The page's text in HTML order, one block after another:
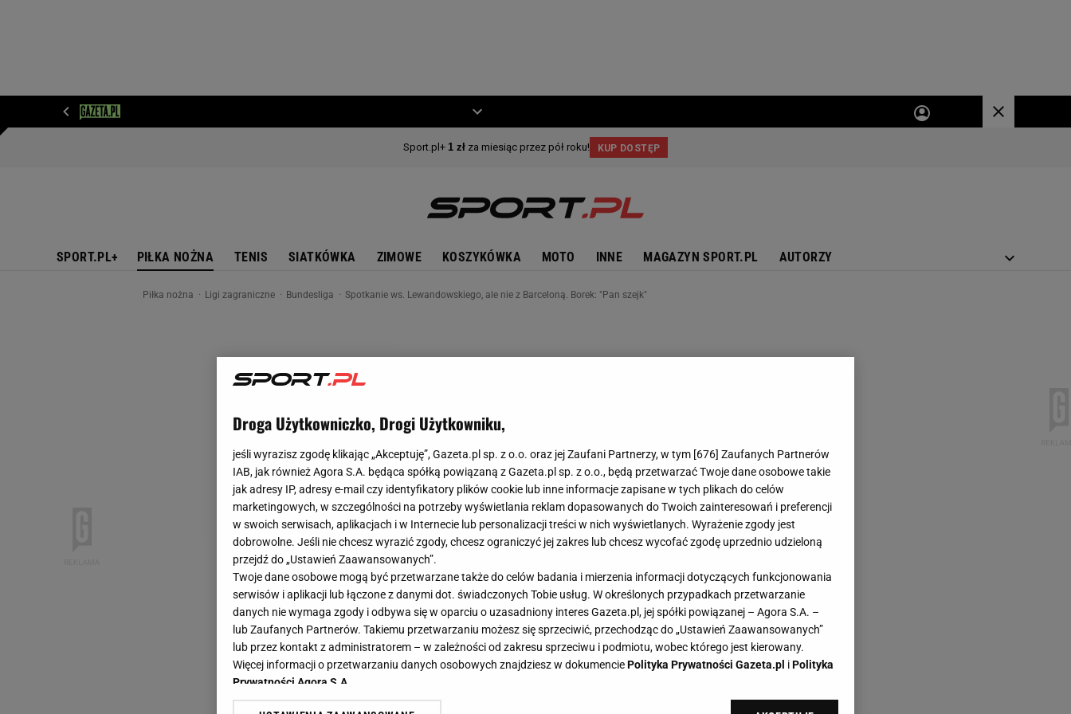
SPORT.PL+ PIŁKA NOŻNA TENIS SIATKÓWKA ZIMOWE KOSZYKÓWKA MOTO INNE MAGAZYN SPORT.PL AUTORZY
Piłka nożna Ligi zagraniczne Bundesliga Spotkanie ws. Lewandowskiego, ale nie z Barceloną. Borek: "Pan szejk"
Droga Użytkowniczko, Drogi Użytkowniku,
jeśli wyrazisz zgodę klikając „Akceptuję”, Gazeta.pl sp. z o.o. oraz jej Zaufani Partnerzy, w tym [676] Zaufanych Partnerów
IAB, jak również Agora S.A. będąca spółką powiązaną z Gazeta.pl sp. z o.o., będą przetwarzać Twoje dane osobowe takie
jak adresy IP, adresy e-mail czy identyfikatory plików cookie lub inne informacje zapisane w tych plikach do celów
marketingowych, w szczególności na potrzeby wyświetlania reklam dopasowanych do Twoich zainteresowań i preferencji
w swoich serwisach, aplikacjach i w Internecie lub personalizacji treści w nich wyświetlanych. Wyrażenie zgody jest
dobrowolne. Jeśli nie chcesz wyrazić zgody, chcesz ograniczyć jej zakres lub chcesz wycofać zgodę uprzednio udzieloną
przejdź do „Ustawień Zaawansowanych”.
Twoje dane osobowe mogą być przetwarzane także do celów badania i mierzenia informacji dotyczących funkcjonowania
serwisów i aplikacji lub łączone z danymi dot. świadczonych Tobie usług. W określonych przypadkach przetwarzanie
danych nie wymaga zgody i odbywa się w oparciu o uzasadniony interes Gazeta.pl, jej spółki powiązanej – Agora S.A. –
lub Zaufanych Partnerów. Takiemu przetwarzaniu możesz się sprzeciwić, przechodząc do „Ustawień Zaawansowanych”
lub przez kontakt z administratorem – w zależności od zakresu sprzeciwu i podmiotu, wobec którego jest kierowany.
Więcej informacji o przetwarzaniu danych osobowych znajdziesz w dokumenciePolityka Prywatności Gazeta.pl iPolityka
Prywatności Agora S.A.